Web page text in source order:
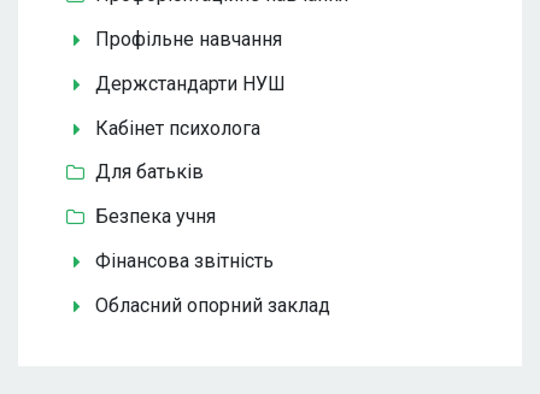
Профільне навчання
Держстандарти НУШ
Кабінет психолога
Для батьків
Безпека учня
Фінансова звітність
Обласний опорний заклад